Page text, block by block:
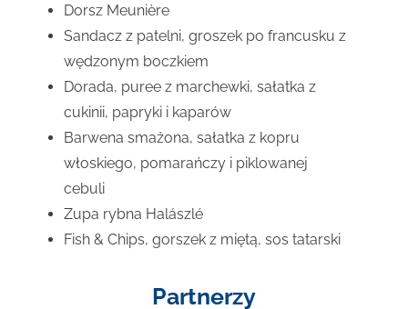
Dorsz Meunière
Sandacz z patelni, groszek po francusku z
wędzonym boczkiem
Dorada, puree z marchewki, sałatka z
cukinii, papryki i kaparów
Barwena smażona, sałatka z kopru
włoskiego, pomarańczy i piklowanej
cebuli
Zupa rybna Halászlé
Fish & Chips, gorszek z miętą, sos tatarski
Partnerzy